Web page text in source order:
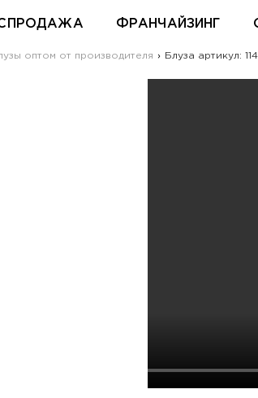
ФРАНЧАЙЗИНГ
оптом от производителя Блуза артикул: